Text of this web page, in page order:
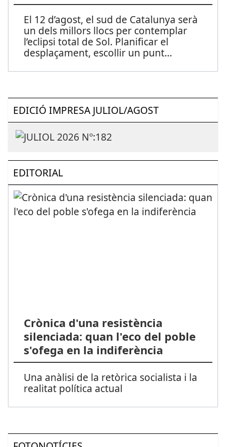
El 12 d’agost, el sud de Catalunya serà
un dels millors llocs per contemplar
l’eclipsi total de Sol. Planificar el
desplaçament, escollir un punt...
EDICIÓ IMPRESA JULIOL/AGOST
EDITORIAL
Crònica d'una resistència
silenciada: quan l'eco del poble
s'ofega en la indiferència
Una anàlisi de la retòrica socialista i la
realitat política actual